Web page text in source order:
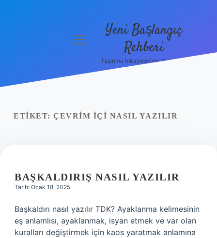
Politikası
menüyü
Yeni Başlangıç
Rehberi
Taşınma hikayeleriyle ilham bul!
ETIKET: ÇEVRIM IÇI NASIL YAZILIR
BAŞKALDIRIŞ NASIL YAZILIR
Tarih: Ocak 18, 2025
Başkaldırı nasıl yazılır TDK? Ayaklanma kelimesinin
eş anlamlısı, ayaklanmak, isyan etmek ve var olan
kuralları değiştirmek için kaos yaratmak anlamına